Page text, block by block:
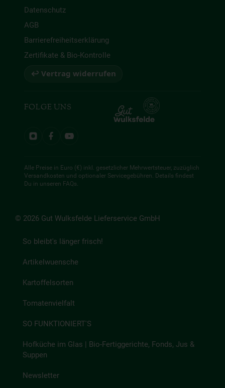
Datenschutz
AGB
Barrierefreiheitserklärung
Zertifikate & Bio-Kontrolle
↩ Vertrag widerrufen
FOLGE UNS
Alle Preise in Euro (€) inkl. gesetzlicher Mehrwertsteuer, zuzüglich
Versandkosten und optionaler Servicegebühren. Details findest
Du in unseren FAQs
© 2026 Gut Wulksfelde Lieferservice GmbH
So bleibt's länger frisch!
Artikelwuensche
Kartoffelsorten
Tomatenvielfalt
SO FUNKTIONIERT'S
Hofküche im Glas | Bio-Fertiggerichte, Fonds, Jus &
Suppen
Newsletter